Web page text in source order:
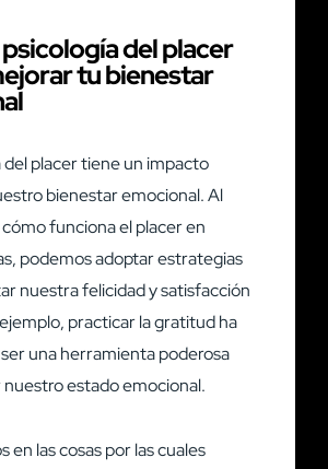
del placer
tu bienestar
del placer tiene un impacto
bienestar emocional. Al
funciona el placer en
podemos adoptar estrategias
nuestra felicidad y satisfacción
practicar la gratitud ha
una herramienta poderosa
estado emocional.
en las cosas por las cuales